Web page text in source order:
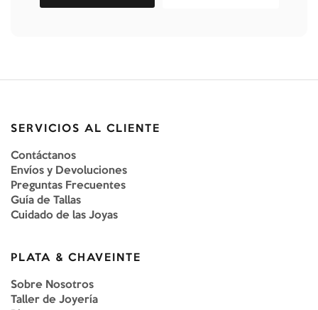
SERVICIOS AL CLIENTE
Contáctanos
Envíos y Devoluciones
Preguntas Frecuentes
Guía de Tallas
Cuidado de las Joyas
PLATA & CHAVEINTE
Sobre Nosotros
Taller de Joyería